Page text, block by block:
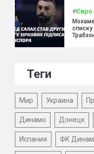
#Євро
списку
Теги
Мир Украина
Динамо Донецк
Испания ФК